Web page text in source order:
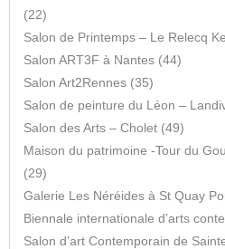
(22)
Salon de Printemps – Le Relecq
Salon ART3F à Nantes (44)
Salon Art2Rennes (35)
Salon de peinture du Léon –
Salon des Arts – Cholet (49)
Maison du patrimoine -Tour du
(29)
Galerie Les Néréides à St Quay
Biennale internationale d’arts
Salon d’art Contemporain de